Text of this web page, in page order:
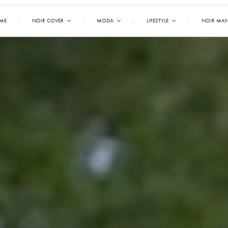
NOIR COVER MODA LIFESTYLE NOIR